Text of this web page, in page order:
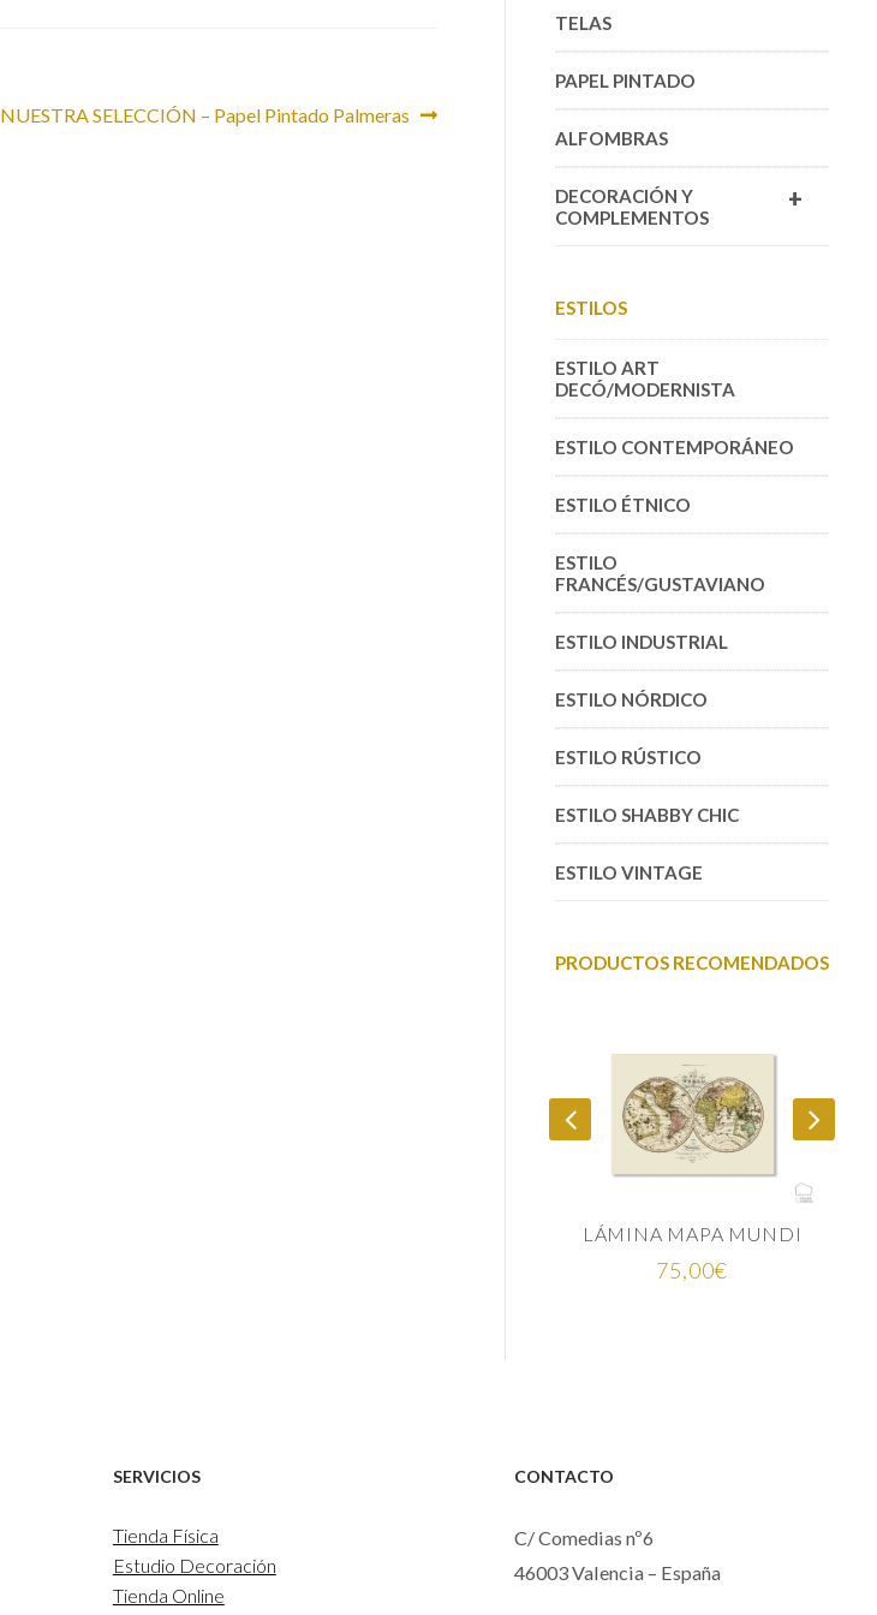
Siguiente:
NUESTRA SELECCIÓN – Papel Pintado Palmeras
TELAS
PAPEL PINTADO
ALFOMBRAS
+
DECORACIÓN Y
COMPLEMENTOS
ESTILOS
ESTILO ART
DECÓ/MODERNISTA
ESTILO CONTEMPORÁNEO
ESTILO ÉTNICO
ESTILO
FRANCÉS/GUSTAVIANO
ESTILO INDUSTRIAL
ESTILO NÓRDICO
ESTILO RÚSTICO
ESTILO SHABBY CHIC
ESTILO VINTAGE
PRODUCTOS RECOMENDADOS
LÁMINA MAPA MUNDI
75,00€
SERVICIOS
Tienda Física
Estudio Decoración
Tienda Online
CONTACTO
C/ Comedias nº6
46003 Valencia – España